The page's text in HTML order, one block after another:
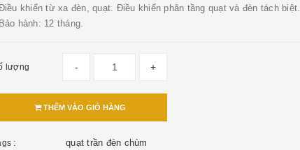
khiển từ xa đèn, quạt. Điều khiển phân tầng quạt và đèn tách biệt.
hành: 12 tháng.
lượng - +
THÊM VÀO GIỎ HÀNG
: quạt trần đèn chùm